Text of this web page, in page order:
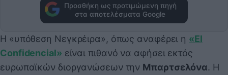
Προσθήκη ως προτιμώμενη πηγή
στα αποτελέσματα Google
Η «υπόθεση Νεγκρέιρα», όπως αναφέρει η «El
Confidencial» είναι πιθανό να αφήσει εκτός
ευρωπαϊκών διοργανώσεων την Μπαρτσελόνα. Η